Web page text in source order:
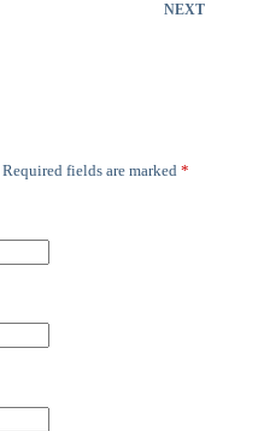
NEXT
Required fields are marked *